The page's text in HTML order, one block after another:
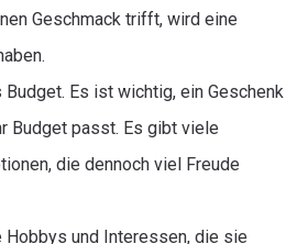
Geschmack trifft, wird eine
Budget. Es ist wichtig, ein Geschenk
Budget passt. Es gibt viele
die dennoch viel Freude
und Interessen, die sie